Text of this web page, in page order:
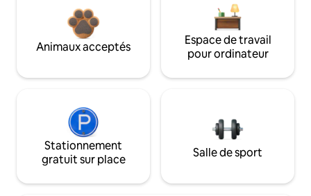
Animaux acceptés
Espace de travail
pour ordinateur
Stationnement
gratuit sur place
Salle de sport